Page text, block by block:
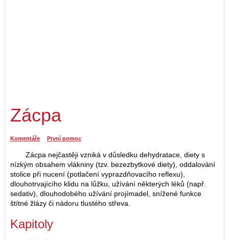
Zácpa
Komentáře První pomoc
Zácpa nejčastěji vzniká v důsledku dehydratace, diety s
nízkým obsahem vlákniny (tzv. bezezbytkové diety), oddalování
stolice při nucení (potlačení vyprazdňovacího reflexu),
dlouhotrvajícího klidu na lůžku, užívání některých léků (např.
sedativ), dlouhodobého užívání projímadel, snížené funkce
štítné žlázy či nádoru tlustého střeva.
Kapitoly